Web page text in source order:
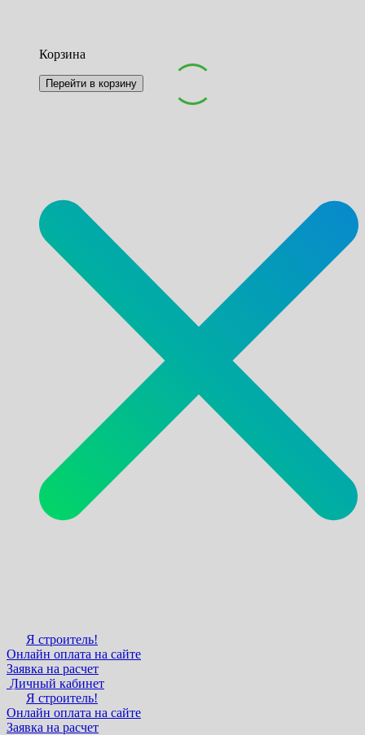
Корзина
Перейти в корзину
Я строитель!
Онлайн оплата на сайте
Заявка на расчет
Личный кабинет
Я строитель!
Онлайн оплата на сайте
Заявка на расчет